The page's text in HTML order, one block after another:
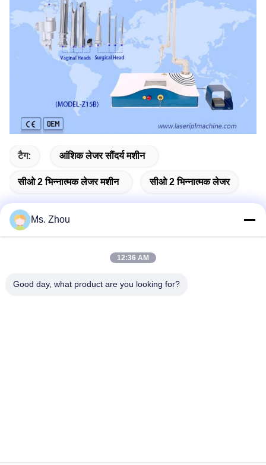
टैग: आंशिक लेजर सौंदर्य मशीन
सीओ 2 भिन्नात्मक लेजर मशीन सीओ 2 भिन्नात्मक लेजर
पता
Ms. Zhou
12:36 AM
Good day, what product are you looking for?